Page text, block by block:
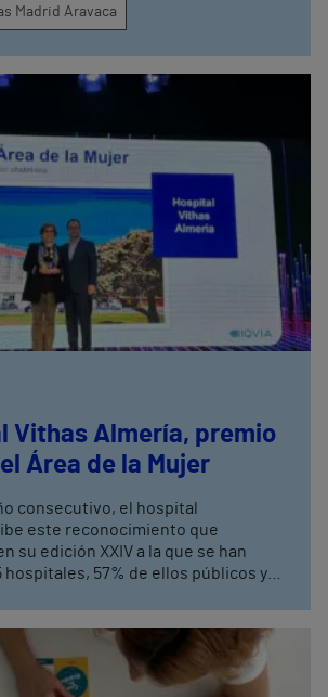
Madrid Aravaca
Vithas Almería, premio
Área de la Mujer
consecutivo, el hospital
este reconocimiento que
su edición XXIV a la que se han
hospitales, 57% de ellos públicos y
hospitales del grupo han quedado